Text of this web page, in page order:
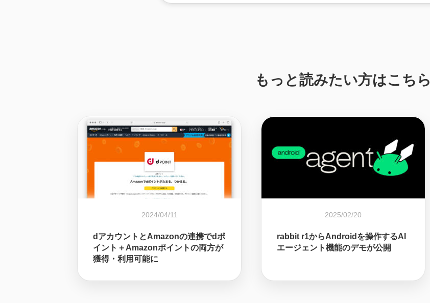
もっと読みたい方はこちら
2024/04/11
dアカウントとAmazonの連携でdポ
イント＋Amazonポイントの両方が
獲得・利用可能に
2025/02/20
rabbit r1からAndroidを操作するAI
エージェント機能のデモが公開